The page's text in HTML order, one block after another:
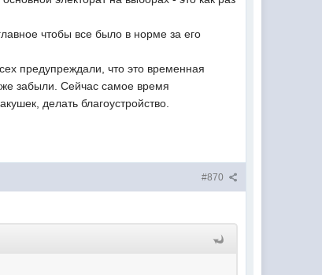
чтобы все было в норме за его
предупреждали, что это временная
же забыли. Сейчас самое время
делать благоустройство.
#870